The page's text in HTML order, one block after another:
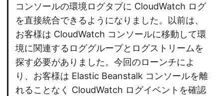
コンソールの環境ログタブに CloudWatch ログ
を直接統合できるようになりました。以前は、
お客様は CloudWatch コンソールに移動して環
境に関連するロググループとログストリームを
探す必要がありました。今回のローンチによ
り、お客様は Elastic Beanstalk コンソールを離
れることなく CloudWatch ログイベントを確認